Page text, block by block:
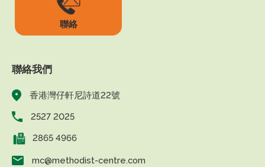
聯絡
聯絡我們
香港灣仔軒尼詩道22號
2527 2025
2865 4966
mc@methodist-centre.com